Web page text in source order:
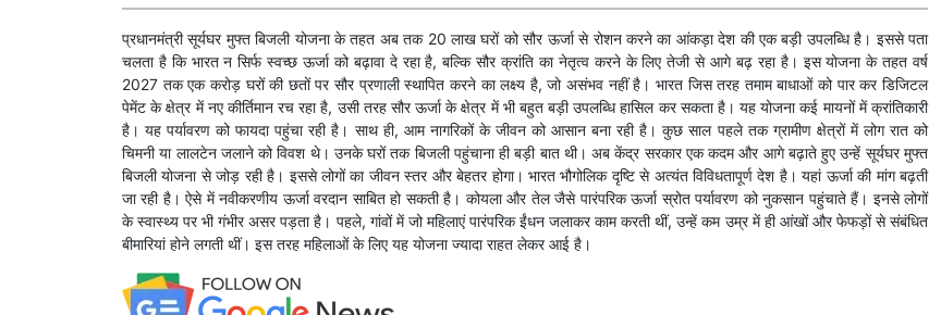
प्रधानमंत्री सूर्यघर मुफ्त बिजली योजना के तहत अब तक 20 लाख घरों को सौर ऊर्जा से रोशन करने का आंकड़ा देश की एक बड़ी उपलब्धि है। इससे पता
चलता है कि भारत न सिर्फ स्वच्छ ऊर्जा को बढ़ावा दे रहा है, बल्कि सौर क्रांति का नेतृत्व करने के लिए तेजी से आगे बढ़ रहा है। इस योजना के तहत वर्ष
2027 तक एक करोड़ घरों की छतों पर सौर प्रणाली स्थापित करने का लक्ष्य है, जो असंभव नहीं है। भारत जिस तरह तमाम बाधाओं को पार कर डिजिटल
पेमेंट के क्षेत्र में नए कीर्तिमान रच रहा है, उसी तरह सौर ऊर्जा के क्षेत्र में भी बहुत बड़ी उपलब्धि हासिल कर सकता है। यह योजना कई मायनों में क्रांतिकारी
है। यह पर्यावरण को फायदा पहुंचा रही है। साथ ही, आम नागरिकों के जीवन को आसान बना रही है। कुछ साल पहले तक ग्रामीण क्षेत्रों में लोग रात को
चिमनी या लालटेन जलाने को विवश थे। उनके घरों तक बिजली पहुंचाना ही बड़ी बात थी। अब केंद्र सरकार एक कदम और आगे बढ़ाते हुए उन्हें सूर्यघर मुफ्त
बिजली योजना से जोड़ रही है। इससे लोगों का जीवन स्तर और बेहतर होगा। भारत भौगोलिक दृष्टि से अत्यंत विविधतापूर्ण देश है। यहां ऊर्जा की मांग बढ़ती
जा रही है। ऐसे में नवीकरणीय ऊर्जा वरदान साबित हो सकती है। कोयला और तेल जैसे पारंपरिक ऊर्जा स्रोत पर्यावरण को नुकसान पहुंचाते हैं। इनसे लोगों
के स्वास्थ्य पर भी गंभीर असर पड़ता है। पहले, गांवों में जो महिलाएं पारंपरिक ईंधन जलाकर काम करती थीं, उन्हें कम उम्र में ही आंखों और फेफड़ों से संबंधित
बीमारियां होने लगती थीं। इस तरह महिलाओं के लिए यह योजना ज्यादा राहत लेकर आई है।